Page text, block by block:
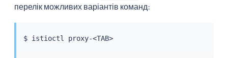
перелік можливих варіантів команд:
$ istioctl proxy-<TAB>